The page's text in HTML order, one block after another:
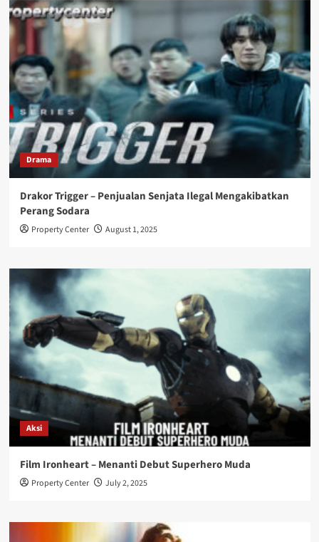
Drama
Drakor Trigger – Penjualan Senjata Ilegal Mengakibatkan
Perang Sodara
Property Center August 1, 2025
Aksi
Film Ironheart – Menanti Debut Superhero Muda
Property Center July 2, 2025